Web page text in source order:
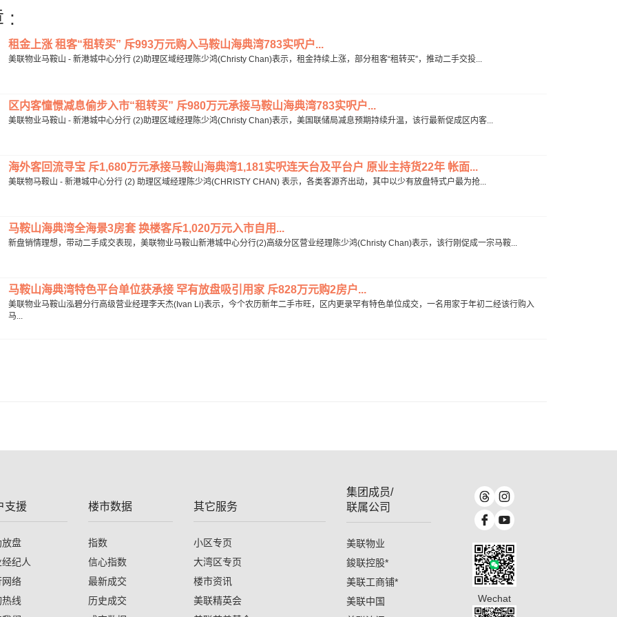
:
租金上涨 租客“租转买” 斥993万元购入马鞍山海典湾783实呎户...
美联物业马鞍山 - 新港城中心分行 (2)助理区域经理陈少鸿(Christy Chan)表示，租金持续上涨，部分租客“租转买”，推动二手交投...
区内客憧憬减息偷步入市“租转买” 斥980万元承接马鞍山海典湾783实呎户...
美联物业马鞍山 - 新港城中心分行 (2)助理区域经理陈少鸿(Christy Chan)表示，美国联储局减息预期持续升温，该行最新促成区内客...
海外客回流寻宝 斥1,680万元承接马鞍山海典湾1,181实呎连天台及平台户 原业主持货22年 帐面...
美联物马鞍山 - 新港城中心分行 (2) 助理区域经理陈少鸿(CHRISTY CHAN) 表示，各类客源齐出动，其中以少有放盘特式户最为抢...
马鞍山海典湾全海景3房套 换楼客斥1,020万元入市自用...
新盘销情理想，带动二手成交表现，美联物业马鞍山新港城中心分行(2)高级分区营业经理陈少鸿(Christy Chan)表示，该行刚促成一宗马鞍...
马鞍山海典湾特色平台单位获承接 罕有放盘吸引用家 斥828万元购2房户...
美联物业马鞍山泓碧分行高级营业经理李天杰(Ivan Li)表示，今个农历新年二手市旺，区内更录罕有特色单位成交，一名用家于年初二经该行购入
马...
支援
放盘
纪人
网络
线
楼市数据
指数
信心指数
最新成交
历史成交
其它服务
小区专页
大湾区专页
楼市资讯
美联精英会
集团成员/
联属公司
美联物业
鋑联控股*
美联工商铺*
美联中国
Wechat